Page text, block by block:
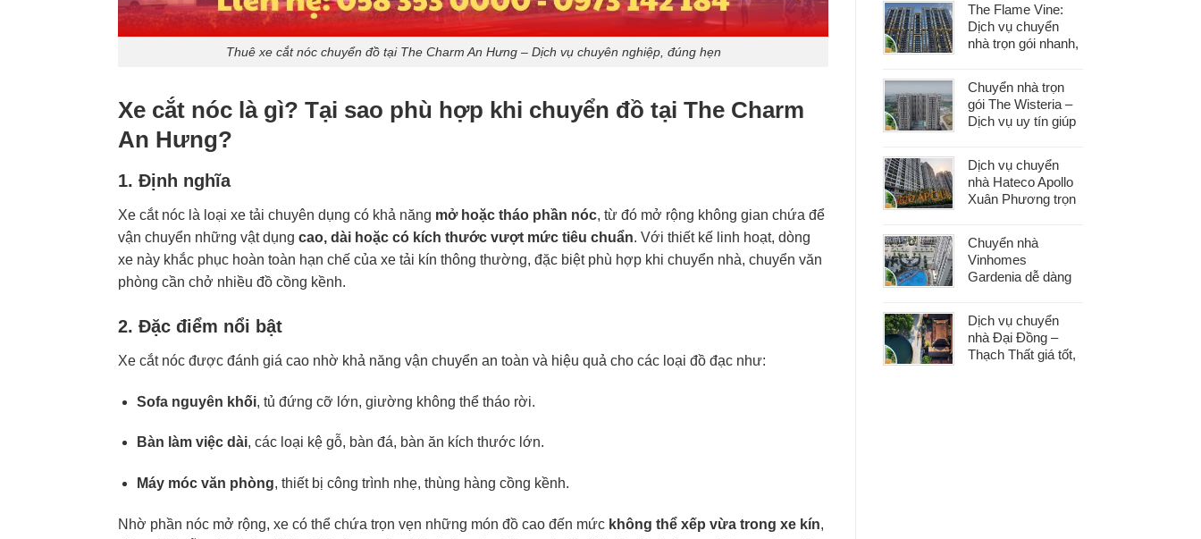
Thuê xe cắt nóc chuyển đồ tại The Charm An Hưng – Dịch vụ chuyên nghiệp, đúng hẹn
Xe cắt nóc là gì? Tại sao phù hợp khi chuyển đồ tại The Charm
An Hưng?
1. Định nghĩa
Xe cắt nóc là loại xe tải chuyên dụng có khả năng mở hoặc tháo phần nóc, từ đó mở rộng không gian chứa để
vận chuyển những vật dụng cao, dài hoặc có kích thước vượt mức tiêu chuẩn. Với thiết kế linh hoạt, dòng
xe này khắc phục hoàn toàn hạn chế của xe tải kín thông thường, đặc biệt phù hợp khi chuyển nhà, chuyển văn
phòng cần chở nhiều đồ cồng kềnh.
2. Đặc điểm nổi bật
Xe cắt nóc được đánh giá cao nhờ khả năng vận chuyển an toàn và hiệu quả cho các loại đồ đạc như:
Sofa nguyên khối, tủ đứng cỡ lớn, giường không thể tháo rời.
Bàn làm việc dài, các loại kệ gỗ, bàn đá, bàn ăn kích thước lớn.
Máy móc văn phòng, thiết bị công trình nhẹ, thùng hàng cồng kềnh.
Nhờ phần nóc mở rộng, xe có thể chứa trọn vẹn những món đồ cao đến mức không thể xếp vừa trong xe kín,
khâu
The Flame Vine:
Dịch vụ chuyển
nhà trọn gói nhanh,
Chuyển nhà trọn
gói The Wisteria –
Dịch vụ uy tín giúp
phát sinh
Dịch vụ chuyển
nhà Hateco Apollo
Xuân Phương trọn
Chuyển nhà
Vinhomes
Gardenia dễ dàng
phát sinh chi phí
Dịch vụ chuyển
nhà Đại Đồng –
Thạch Thất giá tốt,